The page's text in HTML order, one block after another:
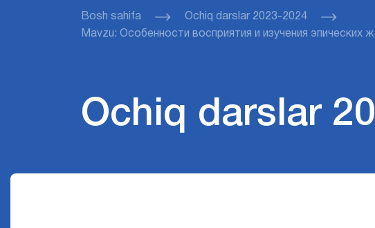
Bosh sahifa
Ochiq darslar 2023-2024
Mavzu: Особенности восприятия и изучения
Ochiq darslar